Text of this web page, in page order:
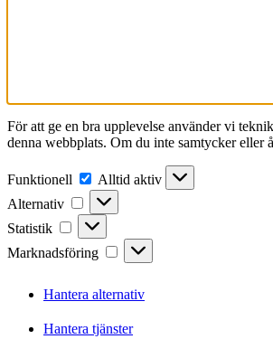
För att ge en bra upplevelse använder vi
denna webbplats. Om du inte samtycker eller
Funktionell Funktionell
Alltid aktiv
Alternativ
Alternativ
Statistik Statistik
Marknadsföring Marknadsföring
Hantera alternativ
Hantera tjänster